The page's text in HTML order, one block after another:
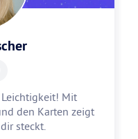
Mit
den Karten zeigt
steckt.